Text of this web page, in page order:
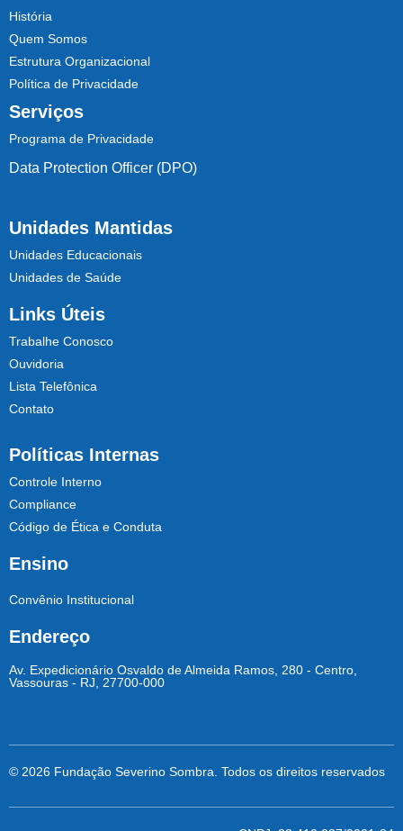
História
Quem Somos
Estrutura Organizacional
Política de Privacidade
Serviços
Programa de Privacidade
Data Protection Officer (DPO)
Unidades Mantidas
Unidades Educacionais
Unidades de Saúde
Links Úteis
Trabalhe Conosco
Ouvidoria
Lista Telefônica
Contato
Políticas Internas
Controle Interno
Compliance
Código de Ética e Conduta
Ensino
Convênio Institucional
Endereço
Av. Expedicionário Osvaldo de Almeida Ramos, 280 - Centro,
Vassouras - RJ, 27700-000
© 2026 Fundação Severino Sombra. Todos os direitos reservados